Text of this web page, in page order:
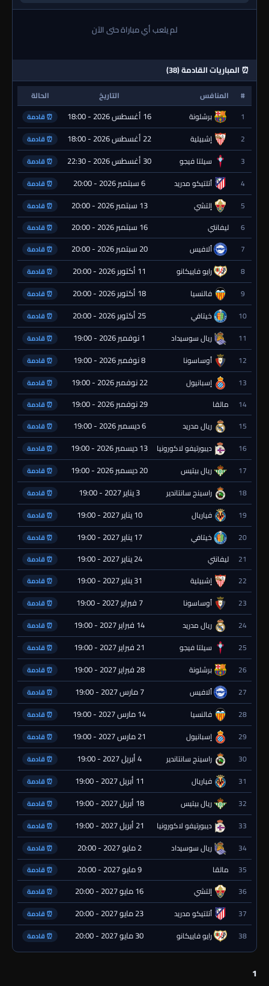
لم يلعب أي مباراة حتى الآن
⏰ المباريات القادمة (38)
# المنافس التاريخ
الحالة
1
برشلونة 16 أغسطس 2026 - 18:00 ⏰ قادمة
2 إشبيلية 22 أغسطس 2026 - 18:00 ⏰ قادمة
3 سيلتا فيجو 30 أغسطس 2026 - 22:30 ⏰ قادمة
4 أتلتيكو مدريد 6 سبتمبر 2026 - 20:00 ⏰ قادمة
5 إلتشي 13 سبتمبر 2026 - 20:00 ⏰ قادمة
6 ليفانتي 16 سبتمبر 2026 - 20:00 ⏰ قادمة
7 ألافيس 20 سبتمبر 2026 - 20:00 ⏰ قادمة
8 رايو فاييكانو 11 أكتوبر 2026 - 20:00 ⏰ قادمة
9 فالنسيا 18 أكتوبر 2026 - 20:00 ⏰ قادمة
10 خيتافي 25 أكتوبر 2026 - 20:00 ⏰ قادمة
11 ريال سوسيداد 1 نوفمبر 2026 - 19:00 ⏰ قادمة
12 أوساسونا 8 نوفمبر 2026 - 19:00 ⏰ قادمة
13 إسبانيول 22 نوفمبر 2026 - 19:00 ⏰ قادمة
14 مالقا 29 نوفمبر 2026 - 19:00 ⏰ قادمة
15 ريال مدريد 6 ديسمبر 2026 - 19:00 ⏰ قادمة
16 ديبورتيفو لاكورونيا 13 ديسمبر 2026 - 19:00 ⏰ قادمة
17 ريال بيتيس 20 ديسمبر 2026 - 19:00 ⏰ قادمة
18 راسينج سانتاندير 3 يناير 2027 - 19:00 ⏰ قادمة
19 فياريال 10 يناير 2027 - 19:00 ⏰ قادمة
20 خيتافي 17 يناير 2027 - 19:00 ⏰ قادمة
21 ليفانتي 24 يناير 2027 - 19:00 ⏰ قادمة
22 إشبيلية 31 يناير 2027 - 19:00 ⏰ قادمة
23 أوساسونا 7 فبراير 2027 - 19:00 ⏰ قادمة
24 ريال مدريد 14 فبراير 2027 - 19:00 ⏰ قادمة
25 سيلتا فيجو 21 فبراير 2027 - 19:00 ⏰ قادمة
26 برشلونة 28 فبراير 2027 - 19:00 ⏰ قادمة
27 ألافيس 7 مارس 2027 - 19:00 ⏰ قادمة
28 فالنسيا 14 مارس 2027 - 19:00 ⏰ قادمة
29 إسبانيول 21 مارس 2027 - 19:00 ⏰ قادمة
30 راسينج سانتاندير 4 أبريل 2027 - 19:00 ⏰ قادمة
31 فياريال 11 أبريل 2027 - 19:00 ⏰ قادمة
32 ريال بيتيس 18 أبريل 2027 - 19:00 ⏰ قادمة
33 ديبورتيفو لاكورونيا 21 أبريل 2027 - 19:00 ⏰ قادمة
34 ريال سوسيداد 2 مايو 2027 - 20:00 ⏰ قادمة
35 مالقا 9 مايو 2027 - 20:00 ⏰ قادمة
36 إلتشي 16 مايو 2027 - 20:00 ⏰ قادمة
37 أتلتيكو مدريد 23 مايو 2027 - 20:00 ⏰ قادمة
38 رايو فاييكانو 30 مايو 2027 - 20:00 ⏰ قادمة
1